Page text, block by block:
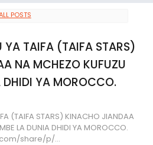
POSTS
YA TAIFA (TAIFA STARS)
NA MCHEZO KUFUZU
DHIDI YA MOROCCO.
(TAIFA STARS) KINACHO JIANDAA
LA DUNIA DHIDI YA MOROCCO.
share/p/...